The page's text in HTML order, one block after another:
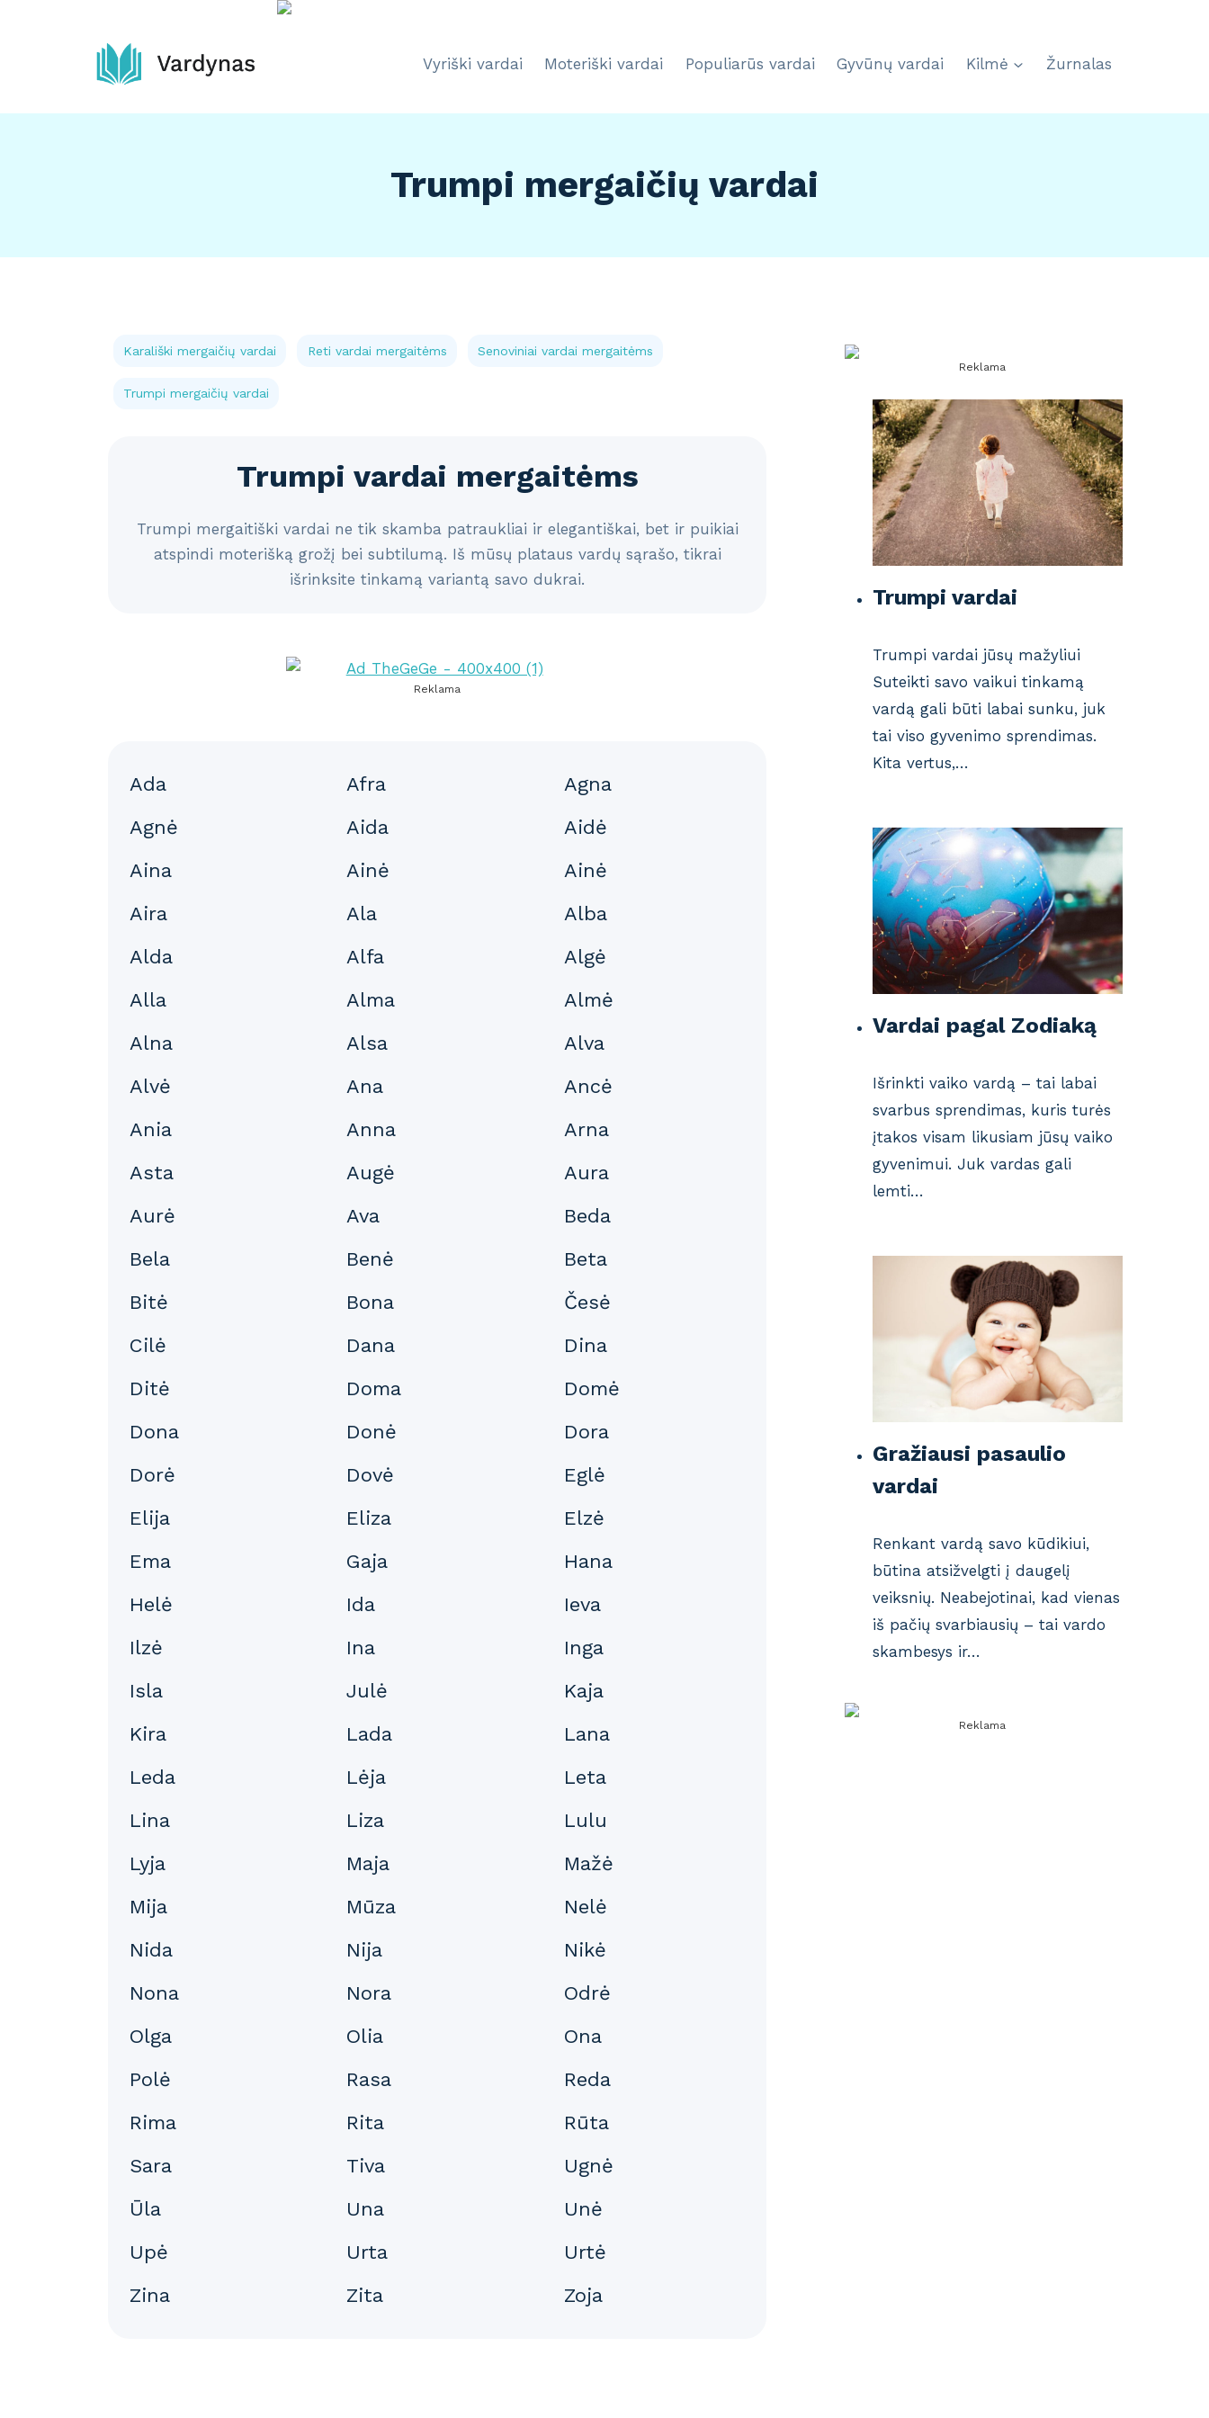
Vyriški vardai Moteriški vardai Populiarūs vardai Gyvūnų vardai Kilmė Žurnalas
Trumpi mergaičių vardai
Karališki mergaičių vardai Reti vardai mergaitėms Senoviniai vardai mergaitėms
Trumpi mergaičių vardai
Trumpi vardai mergaitėms
Trumpi mergaitiški vardai ne tik skamba patraukliai ir elegantiškai, bet ir puikiai
atspindi moterišką grožį bei subtilumą. Iš mūsų plataus vardų sąrašo, tikrai
išrinksite tinkamą variantą savo dukrai.
Reklama
Ada Afra
Agna
Agnė
Aida
Aidė
Aina
Ainė
Ainė
Aira
Ala
Alba
Alda
Alfa
Algė
Alla
Alma
Almė
Alna
Alsa
Alva
Alvė
Ana
Ancė
Ania
Anna
Arna
Asta
Augė
Aura
Aurė
Ava
Beda
Bela
Benė
Beta
Bitė
Bona
Česė
Cilė
Dana
Dina
Ditė
Doma
Domė
Dona
Donė
Dora
Dorė
Dovė
Eglė
Elija
Eliza
Elzė
Ema
Gaja
Hana
Helė
Ida
Ieva
Ilzė
Ina
Inga
Isla
Julė
Kaja
Kira
Lada
Lana
Leda
Lėja
Leta
Lina
Liza
Lulu
Lyja
Maja
Mažė
Mija
Mūza
Nelė
Nida
Nija
Nikė
Nona
Nora
Odrė
Olga
Olia
Ona
Polė
Rasa
Reda
Rima
Rita
Rūta
Sara
Tiva
Ugnė
Ūla
Una
Unė
Upė
Urta
Urtė
Zina
Zita Zoja
Reklama
Trumpi vardai
Trumpi vardai jūsų mažyliui
Suteikti savo vaikui tinkamą
vardą gali būti labai sunku, juk
tai viso gyvenimo sprendimas.
Kita vertus,…
Vardai pagal Zodiaką
Išrinkti vaiko vardą – tai labai
svarbus sprendimas, kuris turės
įtakos visam likusiam jūsų vaiko
gyvenimui. Juk vardas gali
lemti…
Gražiausi pasaulio
vardai
Renkant vardą savo kūdikiui,
būtina atsižvelgti į daugelį
veiksnių. Neabejotinai, kad vienas
iš pačių svarbiausių – tai vardo
skambesys ir…
Reklama